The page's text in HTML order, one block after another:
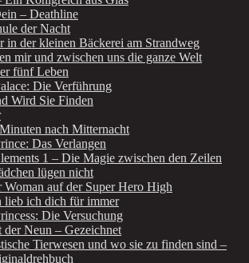
– Deathline
der Nacht
in der kleinen Bäckerei am Strandweg
mir und zwischen uns die ganze Welt
fünf Leben
Die Verführung
Wird Sie Finden
nach Mitternacht
Das Verlangen
1 – Die Magie zwischen den Zeilen
lügen nicht
Woman auf der Super Hero High
lieb ich dich für immer
Die Versuchung
der Neun – Gezeichnet
Tierwesen und wo sie zu finden sind –